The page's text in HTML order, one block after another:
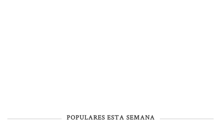
POPULARES ESTA SEMANA